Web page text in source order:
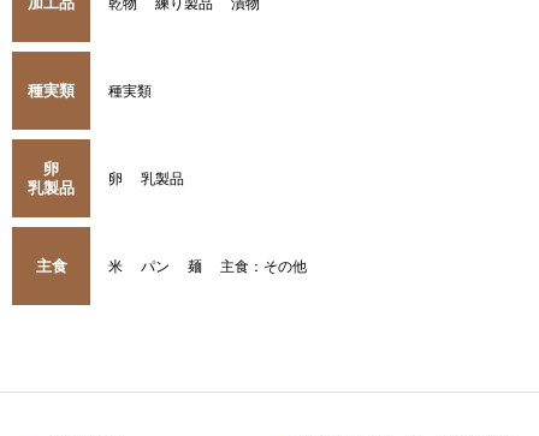
種実類 種実類
卵
乳製品
卵 乳製品
主食 米 パン 麺 主食：その他